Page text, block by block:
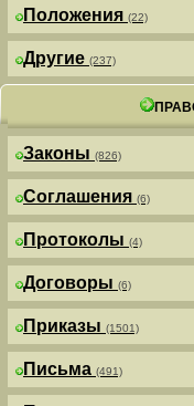
Положения (22)
Другие (237)
Законы (826)
Соглашения (6)
Протоколы (4)
Договоры (6)
Приказы (1501)
Письма (491)